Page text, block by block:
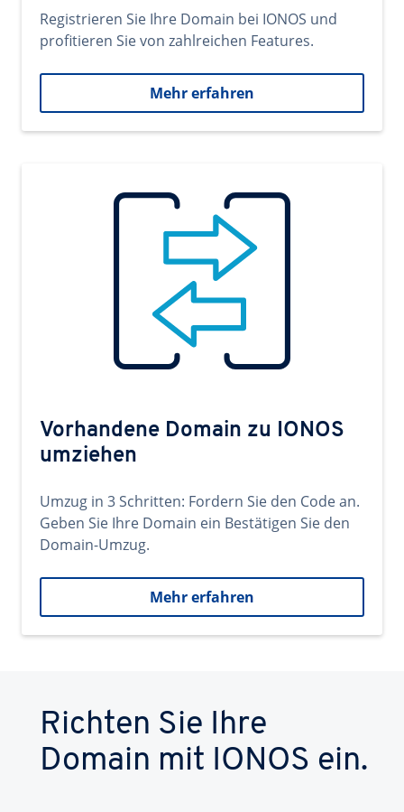
Registrieren Sie Ihre Domain bei IONOS und
profitieren Sie von zahlreichen Features.
Mehr erfahren
Vorhandene Domain zu IONOS
umziehen
Umzug in 3 Schritten: Fordern Sie den Code an.
Geben Sie Ihre Domain ein Bestätigen Sie den
Domain-Umzug.
Mehr erfahren
Richten Sie Ihre
Domain mit IONOS ein.